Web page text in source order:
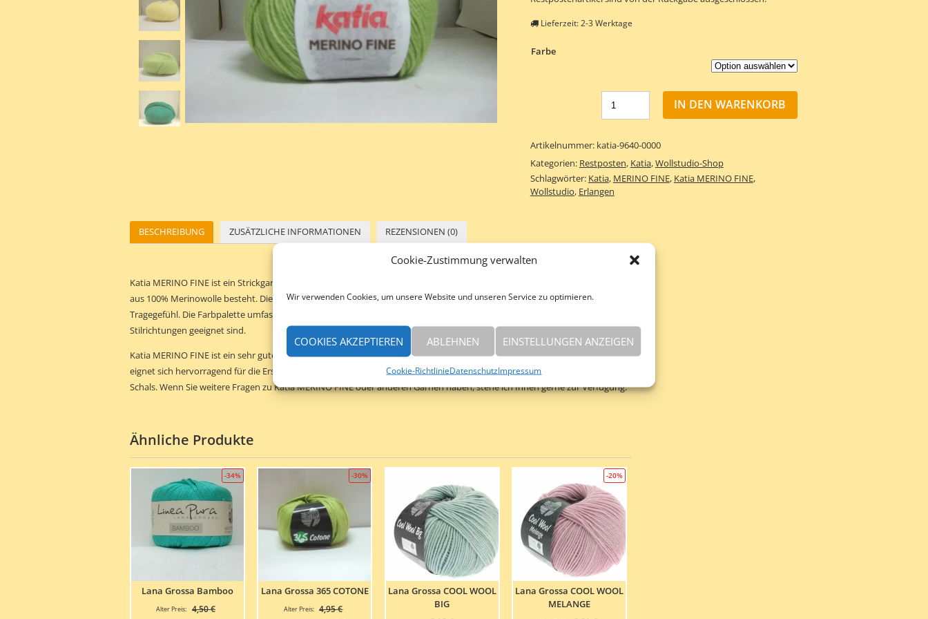
Cookie-Zustimmung verwalten
Wir verwenden Cookies, um unsere Website und unseren Service zu optimieren.
COOKIES AKZEPTIEREN ABLEHNEN EINSTELLUNGEN ANZEIGEN
Cookie-RichtlinieDatenschutzImpressum
Lieferzeit: 2-3 Werktage
Farbe
IN DEN WARENKORB
Artikelnummer: katia-9640-0000
Kategorien: Restposten, Katia,Wollstudio-Shop
Schlagwörter: Katia, MERINO FINE, Katia MERINO FINE,
Wollstudio, Erlangen
BESCHREIBUNG ZUSÄTZLICHE INFORMATIONEN REZENSIONEN (0)
Katia MERINO FINE ist ein Strickgarn aus dem Hause „Katia“. Es handelt sich hierbei um ein feines und weiches Garn, das
aus 100% Merinowolle besteht. Die Merinowolle ist bekannt für ihre hohe Qualität und ihr weiches, angenehmes
Tragegefühl. Die Farbpalette umfasst eine Auswahl an neutralen und auffälligen Farbtönen, die für unterschiedliche
Stilrichtungen geeignet sind.
Katia MERINO FINE ist ein sehr gutes Garn für Strickprojekte, die besonders weich und angenehm zu tragen sein sollen. Es
eignet sich hervorragend für die Erstellung von Pullovern, Jacken oder Schals, aber auch für Accessoires wie Mützen oder
Schals. Wenn Sie weitere Fragen zu Katia MERINO FINE oder anderen Garnen haben, stehe ich Ihnen gerne zur Verfügung.
Ähnliche Produkte
-34%
Lana Grossa Bamboo
Alter Preis: 4,50€Ursprünglicher
-30%
Lana Grossa 365 COTONE
Alter Preis: 4,95€Ursprünglicher
Lana Grossa COOL WOOL
BIG
-20%
Lana Grossa COOL WOOL
MELANGE